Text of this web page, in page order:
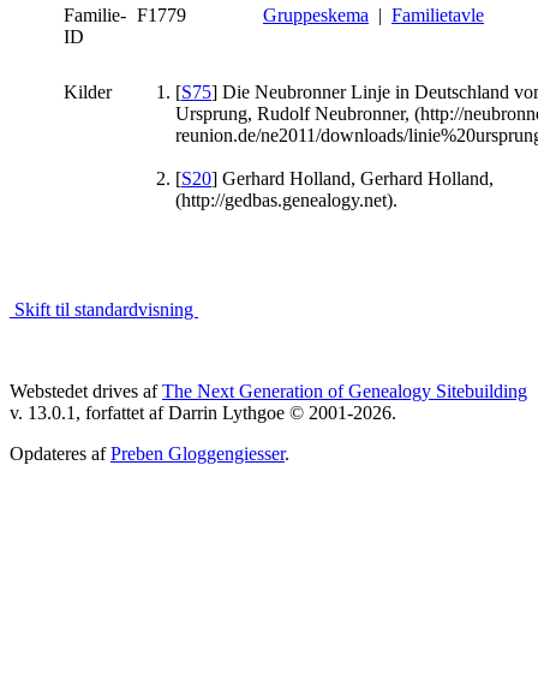
Familie-
ID
F1779 Gruppeskema | Familietavle
Kilder [S75] Die Neubronner Linje in Deutschland
Ursprung, Rudolf Neubronner, (http://
reunion.de/ne2011/downloads/
[S20] Gerhard Holland, Gerhard Holland,
(http://gedbas.genealogy.net).
Skift til standardvisning
Webstedet drives afThe Next Generation of Genealogy Sitebuilding
v. 13.0.1, forfattet af Darrin Lythgoe © 2001-2026.
Opdateres afPreben Gloggengiesser.